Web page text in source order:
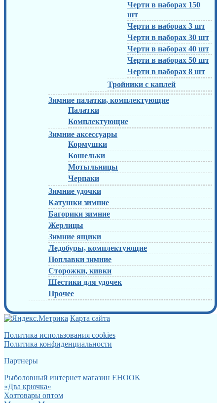
Черти в наборах 150
шт
Черти в наборах 3 шт
Черти в наборах 30 шт
Черти в наборах 40 шт
Черти в наборах 50 шт
Черти в наборах 8 шт
Тройники с каплей
Зимние палатки, комплектующие
Палатки
Комплектующие
Зимние аксессуары
Кормушки
Кошельки
Мотыльницы
Черпаки
Зимние удочки
Катушки зимние
Багорики зимние
Жерлицы
Зимние ящики
Ледобуры, комплектующие
Поплавки зимние
Сторожки, кивки
Шестики для удочек
Прочее
Карта сайта
Политика использования cookies
Политика конфиденциальности
Партнеры
Рыболовный интернет магазин EHOOK
«Два крючка»
Хозтовары оптом